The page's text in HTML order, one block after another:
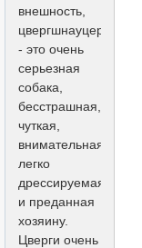
внешность,
цвергшнауцер
- это очень
серьезная
собака,
бесстрашная,
чуткая,
внимательная,
легко
дрессируемая
и преданная
хозяину.
Цверги очень